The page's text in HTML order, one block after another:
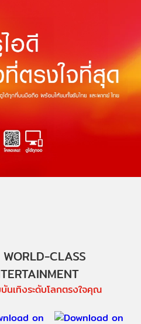
CLASS
นเทิงระดับโลกตรงใจคุณ